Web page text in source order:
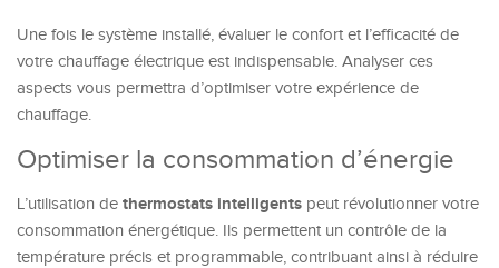
Une fois le système installé, évaluer le confort et l’efficacité de
votre chauffage électrique est indispensable. Analyser ces
aspects vous permettra d’optimiser votre expérience de
chauffage.
Optimiser la consommation d’énergie
L’utilisation de thermostats intelligents peut révolutionner votre
consommation énergétique. Ils permettent un contrôle de la
température précis et programmable, contribuant ainsi à réduire